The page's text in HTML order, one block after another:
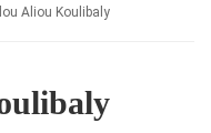
Aliou Koulibaly